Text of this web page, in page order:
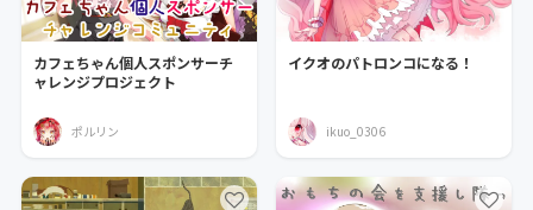
カフェちゃん個人スポンサーチ
ャレンジプロジェクト
ポルリン
イクオのパトロンコになる！
ikuo_0306